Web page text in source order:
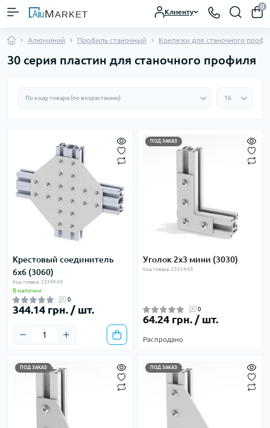
Клиенту
0
Алюминий Профиль станочный Крепежи для станочного
30 серия пластин для станочного профиля
Крестовый соединитель
6х6 (3060)
Код товара: 23349-05
В наличии
0
344.14 грн. / шт.
ПОД ЗАКАЗ
Уголок 2х3 мини (3030)
Код товара: 23324-05
0
64.24 грн. / шт.
Распродано
ПОД ЗАКАЗ ПОД ЗАКАЗ